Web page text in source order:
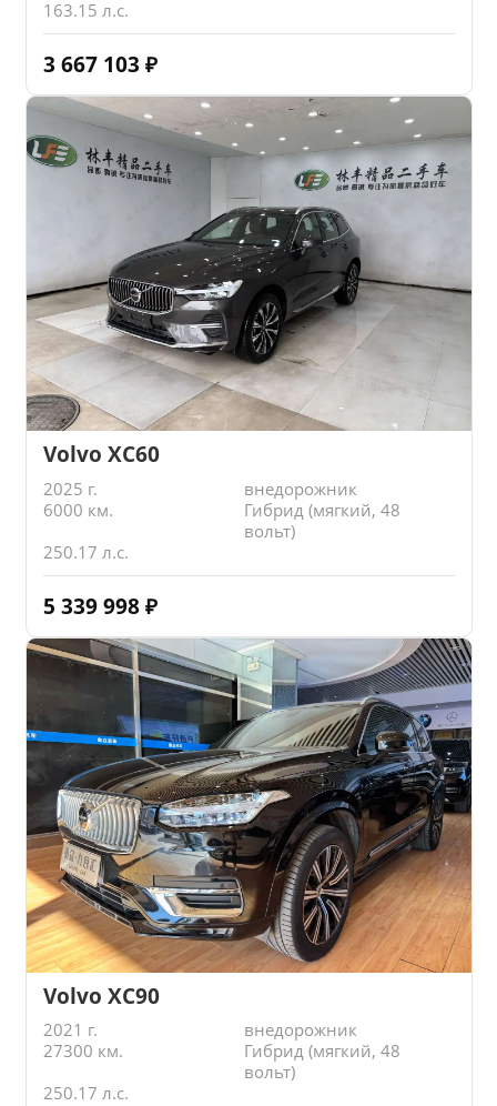
163.15 л.с.
3 667 103 ₽
Volvo XC60
2025 г.
внедорожник
6000 км.
Гибрид (мягкий, 48
вольт)
250.17 л.с.
5 339 998 ₽
Volvo XC90
2021 г.
внедорожник
27300 км.
Гибрид (мягкий, 48
вольт)
250.17 л.с.